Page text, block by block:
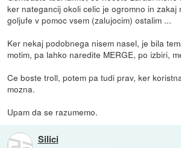
ker nategancij okoli celic je ogromno in zakaj
goljufe v pomoc vsem (zalujocim) ostalim ...
Ker nekaj podobnega nisem nasel, je bila
motim, pa lahko naredite MERGE, po izbiri,
Ce boste troll, potem pa tudi prav, ker
mozna.
Upam da se razumemo.
Silici